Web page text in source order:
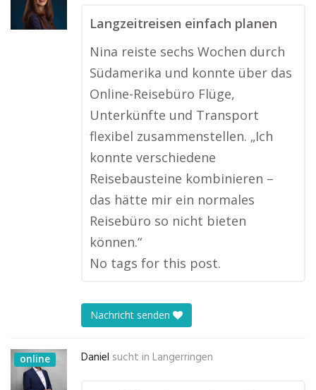
Langzeitreisen einfach planen
Nina reiste sechs Wochen durch
Südamerika und konnte über das
Online-Reisebüro Flüge,
Unterkünfte und Transport
flexibel zusammenstellen. „Ich
konnte verschiedene
Reisebausteine kombinieren –
das hätte mir ein normales
Reisebüro so nicht bieten
können.“
No tags for this post.
Nachricht senden
online Daniel sucht in Langerringen